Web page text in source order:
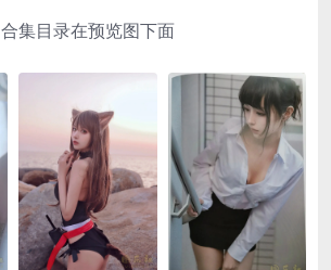
合集目录在预览图下面